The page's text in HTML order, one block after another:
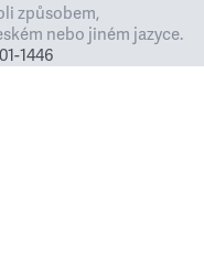
způsobem,
nebo jiném jazyce.
1446